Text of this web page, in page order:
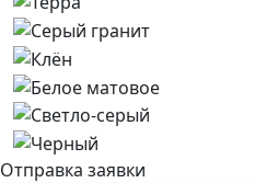
Отправка заявки